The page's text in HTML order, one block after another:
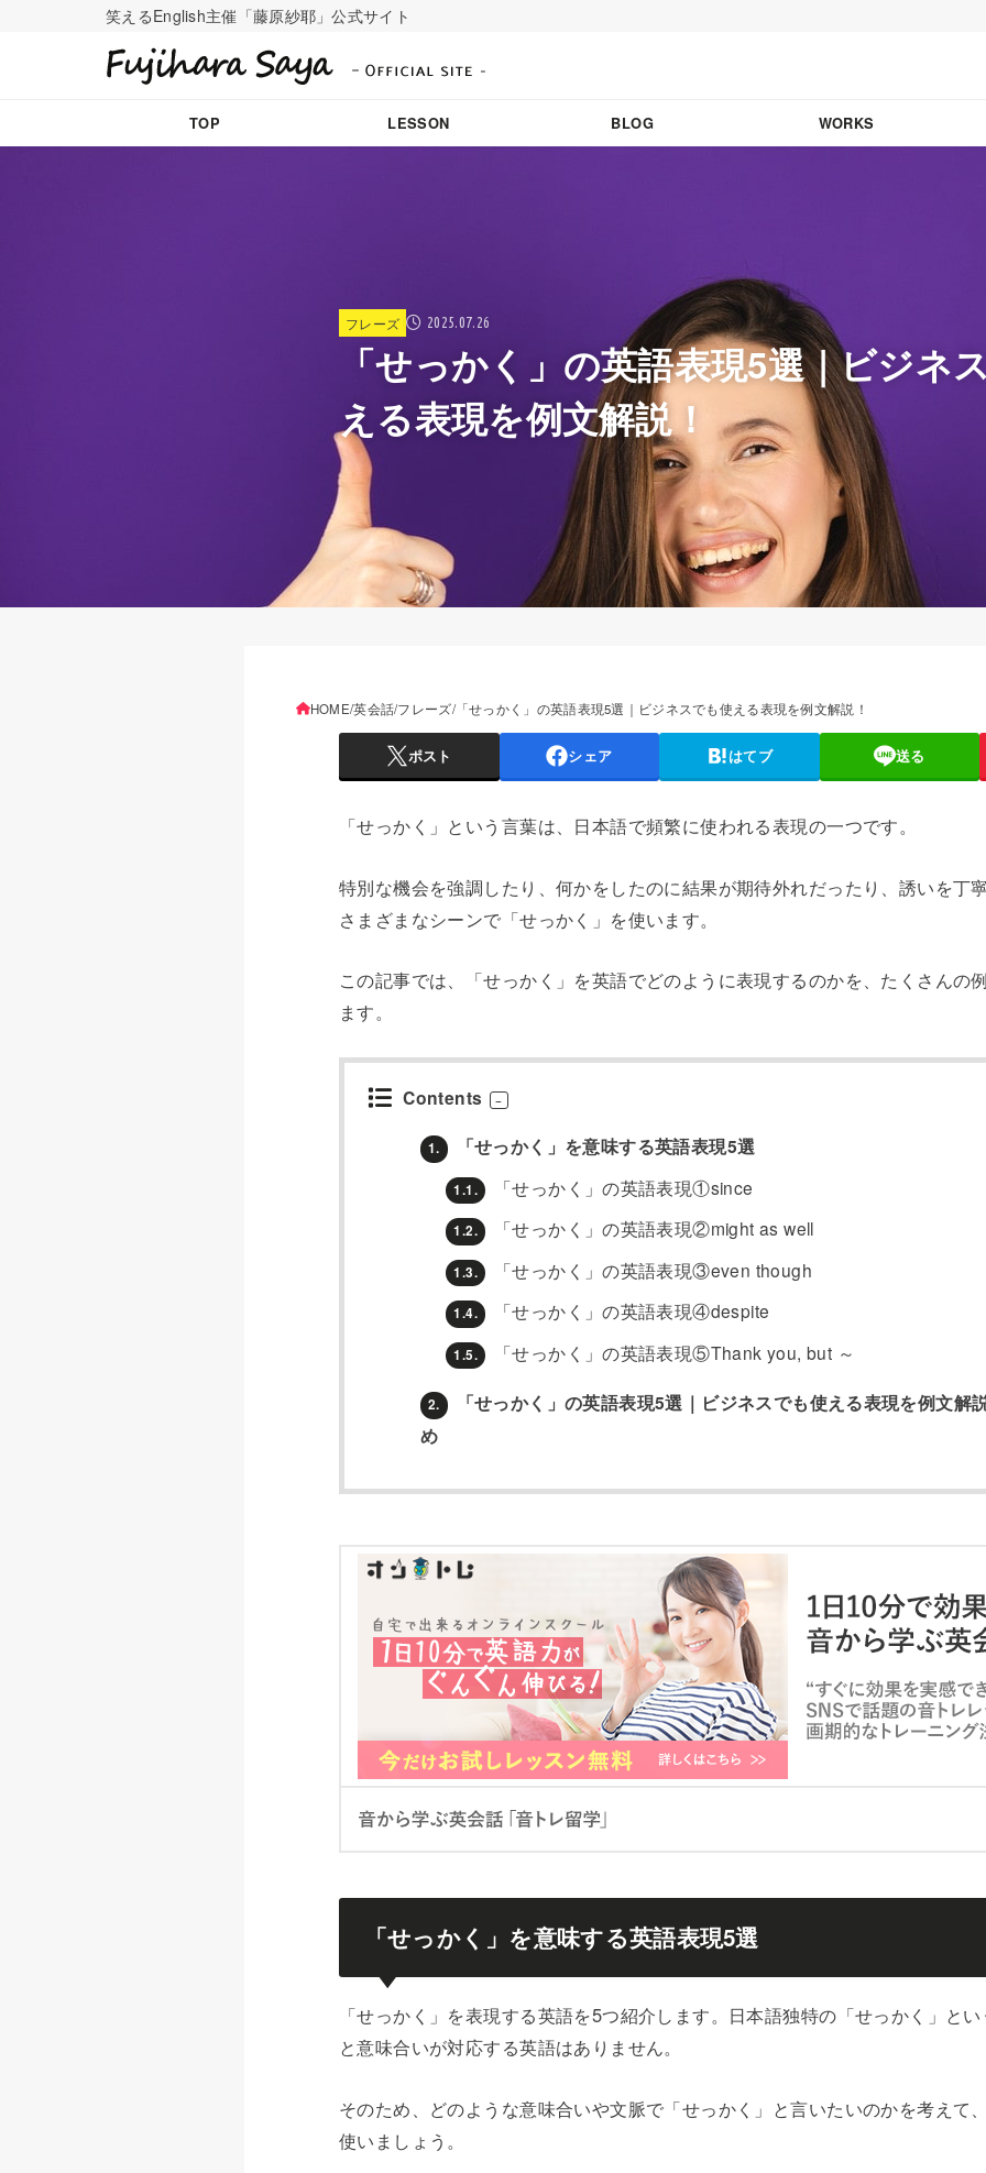
笑えるEnglish主催「藤原紗耶」公式サイト
TOP LESSON BLOG WORKS
フレーズ 2025.07.26
「せっかく」の英語表現5選｜ビジネ
える表現を例文解説！
HOME 英会話 フレーズ 「せっかく」の英語表現5選｜ビジネスでも使える表現を例文解説！
ポスト シェア はてブ 送る
「せっかく」という言葉は、日本語で頻繁に使われる表現の一つです。
特別な機会を強調したり、何かをしたのに結果が期待外れだったり、誘いを丁
さまざまなシーンで「せっかく」を使います。
この記事では、「せっかく」を英語でどのように表現するのかを、たくさんの
ます。
Contents
1. 「せっかく」を意味する英語表現5選
1.1. 「せっかく」の英語表現①since
1.2. 「せっかく」の英語表現②might as well
1.3. 「せっかく」の英語表現③even though
1.4. 「せっかく」の英語表現④despite
1.5. 「せっかく」の英語表現⑤Thank you, but ～
2.
「せっかく」の英語表現5選｜ビジネスでも使える表現を例文解
め
「せっかく」を意味する英語表現5選
「せっかく」を表現する英語を5つ紹介します。日本語独特の「せっかく」と
と意味合いが対応する英語はありません。
そのため、どのような意味合いや文脈で「せっかく」と言いたいのかを考えて
使いましょう。